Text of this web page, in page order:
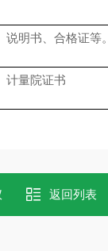
明书、合格证等。
计量院证书
返回列表